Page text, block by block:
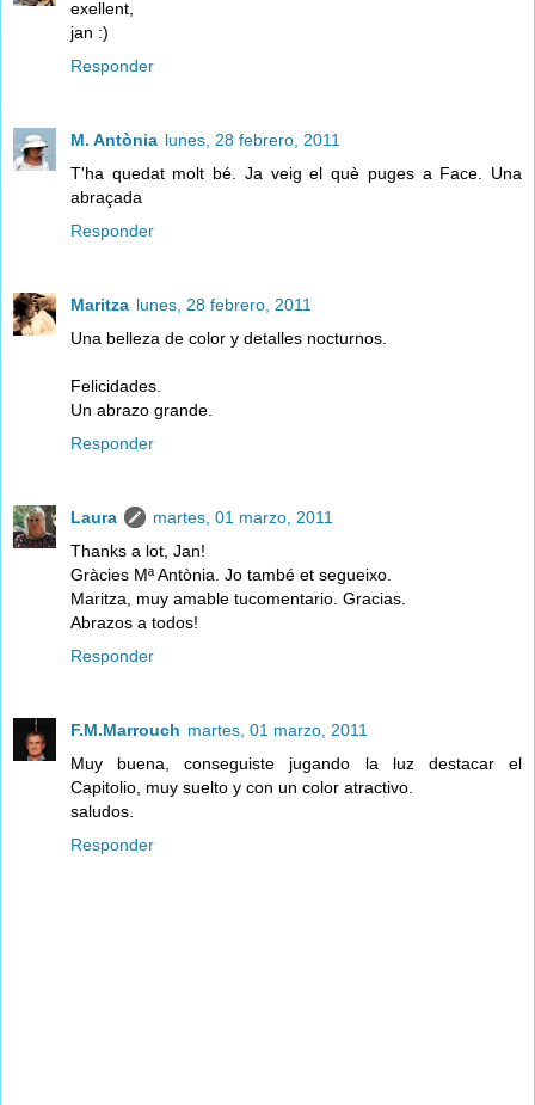
exellent,
jan :)
Responder
M. Antònia lunes, 28 febrero, 2011
T'ha quedat molt bé. Ja veig el què puges a Face. Una
abraçada
Responder
Maritza lunes, 28 febrero, 2011
Una belleza de color y detalles nocturnos.
Felicidades.
Un abrazo grande.
Responder
Laura
martes, 01 marzo, 2011
Thanks a lot, Jan!
Gràcies Mª Antònia. Jo també et segueixo.
Maritza, muy amable tucomentario. Gracias.
Abrazos a todos!
Responder
F.M.Marrouch martes, 01 marzo, 2011
Muy buena, conseguiste jugando la luz destacar el
Capitolio, muy suelto y con un color atractivo.
saludos.
Responder